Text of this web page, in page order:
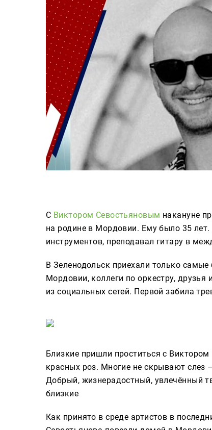
Телепроекты
Телепрограмма
ТНВ-Татарстан
ТНВ-Планета
С Виктором Севостьяновым накануне
на родине в Мордовии. Ему было 35
инструментов, преподавал гитару в
В Зеленодольск приехали только
Мордовии, коллеги по оркестру, друзья
из социальных сетей. Первой забила
Близкие пришли проститься с
красных роз. Многие не скрывают слез
Добрый, жизнерадостный, увлечённый
близкие
Как принято в среде артистов в